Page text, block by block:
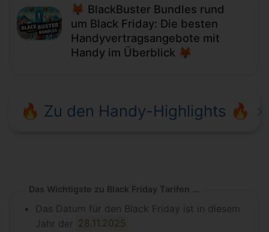
🦊 BlackBuster Bundles rund
um Black Friday: Die besten
Handyvertragsangebote mit
Handy im Überblick 🦊
🔥 Zu den Handy-Highlights 🔥
Das Wichtigste zu Black Friday Tarifen in Kürze
Das Datum für den Black Friday ist in diesem
Jahr der 28.11.2025